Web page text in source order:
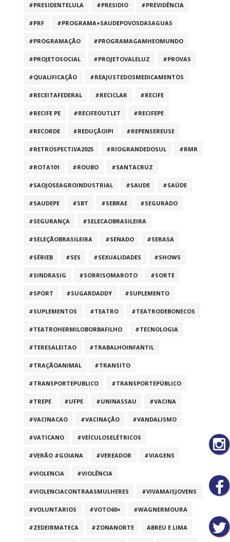
#PRESIDENTELULA #PRESIDIO #PREVIDÊNCIA
#PRF #PROGRAMA+SAUDEPOVOSDASAGUAS
#PROGRAMAÇÃO #PROGRAMAGAMHEOMUNDO
#PROJETOSOCIAL #PROJETOVALELUZ #PROVAS
#QUALIFICAÇÃO #REAJUSTEDOSMEDICAMENTOS
#RECEITAFEDERAL #RECICLAR #RECIFE
#RECIFE PE #RECIFEOUTLET #RECIFEPE
#RECORDE #REDUÇÃOIPI #REPENSEREUSE
#RETROSPECTIVA2025 #RIOGRANDEDOSUL #RMR
#ROTA101 #ROUBO #SANTACRUZ
#SAOJOSEAGROINDUSTRIAL #SAUDE #SAÚDE
#SAUDEPE #SBT #SEBRAE #SEGURADO
#SEGURANÇA #SELECAOBRASILEIRA
#SELEÇÃOBRASILEIRA #SENADO #SERASA
#SÉRIEB #SES #SEXUALIDADES #SHOWS
#SINDRASIG #SORRISOMAROTO #SORTE
#SPORT #SUGARDADDY #SUPLEMENTO
#SUPLEMENTOS #TEATRO #TEATRODEBONECOS
#TEATROHERMILOBORBAFILHO #TECNOLOGIA
#TERESALEITAO #TRABALHOINFANTIL
#TRAÇÃOANIMAL #TRANSITO
#TRANSPORTEPUBLICO #TRANSPORTEPÚBLICO
#TREPE #UFPE #UNINASSAU #VACINA
#VACINACAO #VACINAÇÃO #VANDALISMO
#VATICANO #VEÍCULOSELÉTRICOS
#VERÃO #GOIANA #VEREADOR #VIAGENS
#VIOLENCIA #VIOLÊNCIA
#VIOLENCIACONTRAASMULHERES #VIVAMAISJOVENS
#VOLUNTARIOS #VOTO60+ #WAGNERMOURA
#ZEDEIRMATECA #ZONANORTE ABREU E LIMA